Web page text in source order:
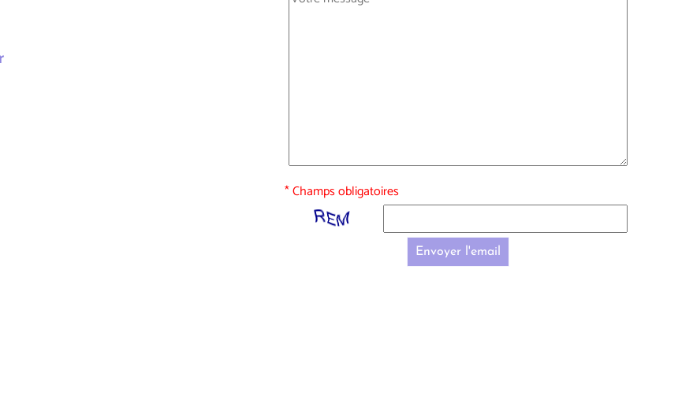
* Champs obligatoires
Envoyer l'email